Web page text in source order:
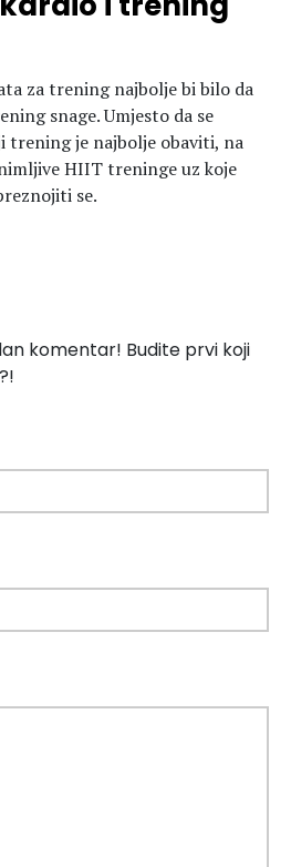
za trening najbolje bi bilo da
snage. Umjesto da se
trening je najbolje obaviti, na
HIIT treninge uz koje
se.
komentar! Budite prvi koji